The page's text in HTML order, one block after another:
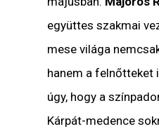
együttes szakmai
mese világa
hanem a felnőtteket
úgy, hogy a
Kárpát-medence